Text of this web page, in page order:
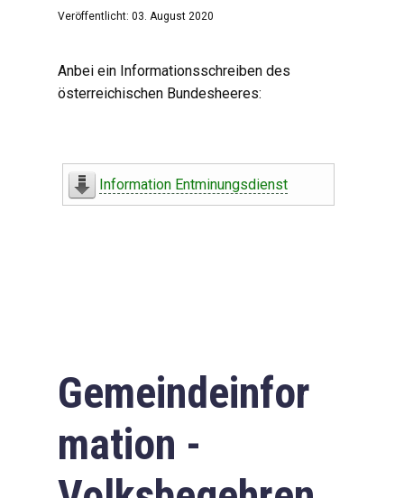
Veröffentlicht: 03. August 2020
Anbei ein Informationsschreiben des
österreichischen Bundesheeres:
Information Entminungsdienst
Gemeindeinfor
mation -